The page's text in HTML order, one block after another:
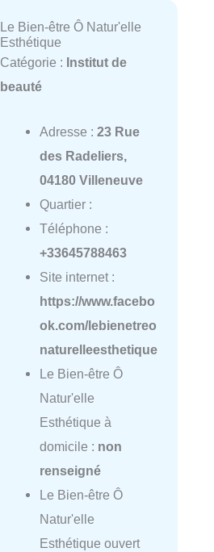
Le Bien-être Ô Natur'elle
Esthétique
Catégorie : Institut de
beauté
Adresse : 23 Rue
des Radeliers,
04180 Villeneuve
Quartier :
Téléphone :
+33645788463
Site internet :
https://www.facebo
ok.com/lebienetreo
naturelleesthetique
Le Bien-être Ô
Natur'elle
Esthétique à
domicile : non
renseigné
Le Bien-être Ô
Natur'elle
Esthétique ouvert